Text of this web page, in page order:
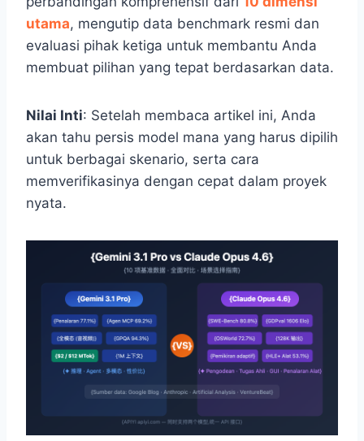
utama, mengutip data benchmark resmi dan
evaluasi pihak ketiga untuk membantu Anda
membuat pilihan yang tepat berdasarkan data.
Nilai Inti: Setelah membaca artikel ini, Anda
akan tahu persis model mana yang harus dipilih
untuk berbagai skenario, serta cara
memverifikasinya dengan cepat dalam proyek
nyata.